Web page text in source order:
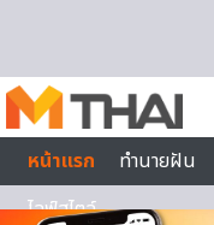
หน้าแรก
ทำนายฝัน
ไลฟ์สไตล์